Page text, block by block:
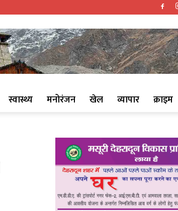
स्वास्थ्य मनोरंजन खेल व्यापार क्राइम